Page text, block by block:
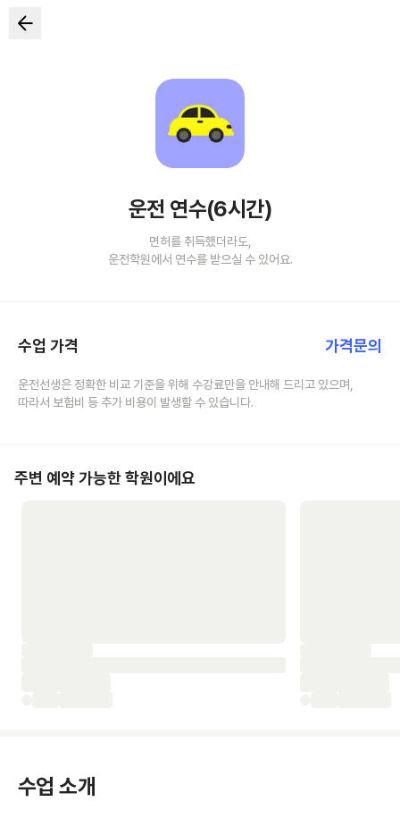
운전 연수(6시간)
면허를 취득했더라도,
운전학원에서 연수를 받으실 수 있어요.
수업 가격 가격문의
운전선생은 정확한 비교 기준을 위해 수강료만을 안내해 드리고 있으며,
따라서 보험비 등 추가 비용이 발생할 수 있습니다.
주변 예약 가능한 학원이에요
수업 소개